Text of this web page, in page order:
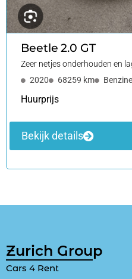
Beetle 2.0 GT
Zeer netjes onderhouden en
2020
68259 km Benzine
Huurprijs
Bekijk details
Zurich Group
Cars 4 Rent